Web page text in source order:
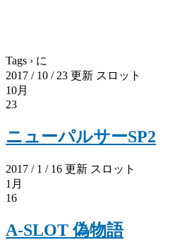
Tags › に
2017 / 10 / 23 更新 スロット
10月
23
ニューパルサーSP2
2017 / 1 / 16 更新 スロット
1月
16
A-SLOT 偽物語